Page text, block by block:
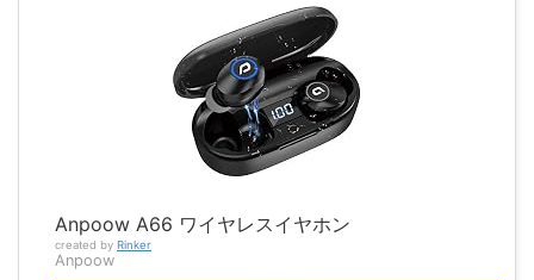
Anpoow A66 ワイヤレスイヤホン
created by Rinker
Anpoow